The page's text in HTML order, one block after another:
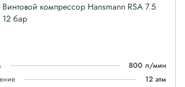
Винтовой компрессор Hansmann RSA 7.5
12 бар
800 л/мин
12 атм